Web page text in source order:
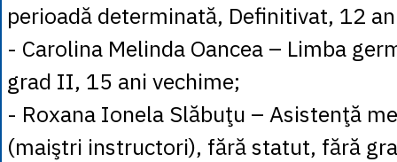
perioadă determinată, Definitivat, 12
- Carolina Melinda Oancea – Limba
grad II, 15 ani vechime;
- Roxana Ionela Slăbuţu – Asistenţă
(maiştri instructori), fără statut, fără